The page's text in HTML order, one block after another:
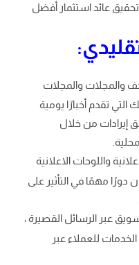
عائد استثمار أفضل
والمجلات والمجلات
التي تقدم أخبارًا يومية
إيرادات من خلال
واللوحات الاعلانية
دورًا مهمًا في التأثير على
عبر الرسائل القصيرة ،
للعملاء عبر